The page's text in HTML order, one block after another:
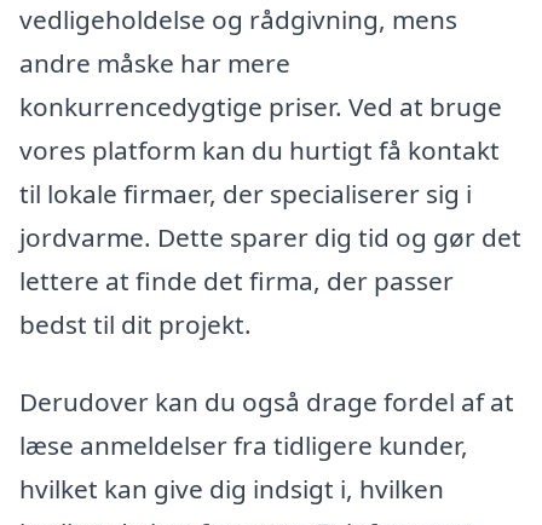
vedligeholdelse og rådgivning, mens
andre måske har mere
konkurrencedygtige priser. Ved at bruge
vores platform kan du hurtigt få kontakt
til lokale firmaer, der specialiserer sig i
jordvarme. Dette sparer dig tid og gør det
lettere at finde det firma, der passer
bedst til dit projekt.
Derudover kan du også drage fordel af at
læse anmeldelser fra tidligere kunder,
hvilket kan give dig indsigt i, hvilken